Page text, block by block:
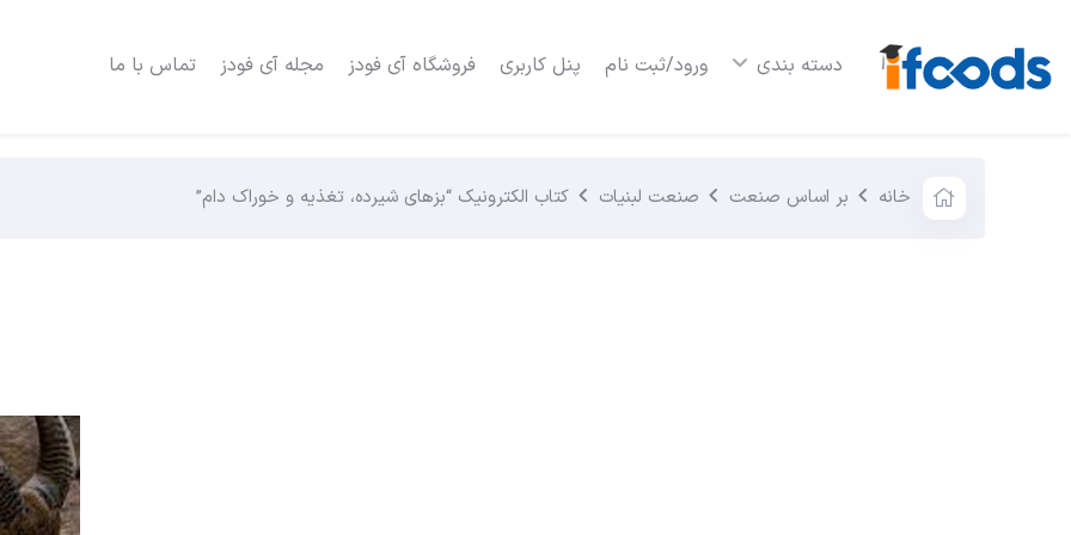
دسته بندی ورود/ثبت نام پنل کاربری فروشگاه آی فودز مجله آی فودز تماس با ما
خانه بر اساس صنعت صنعت لبنیات کتاب الکترونیک “بزهای شیرده، تغذیه و خوراک دام”